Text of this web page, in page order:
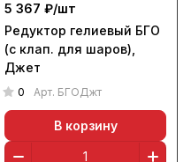
5 367 ₽/шт
Редуктор гелиевый БГО
(с клап. для шаров),
Джет
0 Арт. БГОДжт
В корзину